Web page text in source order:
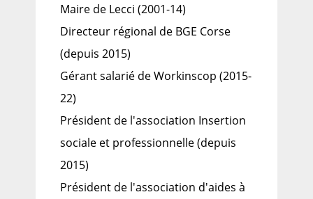
Maire de Lecci (2001-14)
Directeur régional de BGE Corse
(depuis 2015)
Gérant salarié de Workinscop (2015-
22)
Président de l'association Insertion
sociale et professionnelle (depuis
2015)
Président de l'association d'aides à